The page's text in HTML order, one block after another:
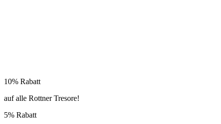
10% Rabatt
auf alle Rottner Tresore!
5% Rabatt